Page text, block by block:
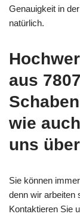
Genauigkeit in
natürlich.
aus
wie
uns
Sie können
denn wir arbeiten
Kontaktieren Sie